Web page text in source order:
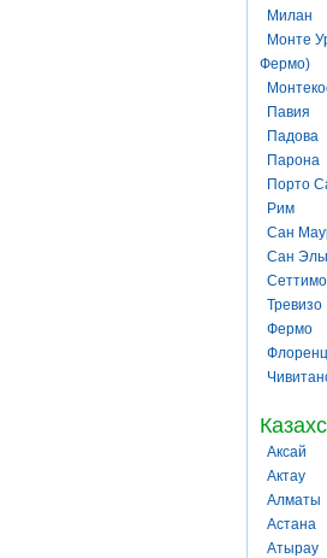
Милан
Монте
Фермо)
Павия
Падова
Парона
Порто
Рим
Сан
Сан
Тревизо
Фермо
Аксай
Актау
Алматы
Астана
Атырау